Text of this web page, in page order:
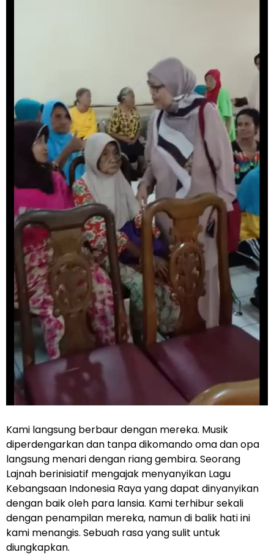
Kami langsung berbaur dengan mereka. Musik
diperdengarkan dan tanpa dikomando oma dan opa
langsung menari dengan riang gembira. Seorang
Lajnah berinisiatif mengajak menyanyikan Lagu
Kebangsaan Indonesia Raya yang dapat dinyanyikan
dengan baik oleh para lansia. Kami terhibur sekali
dengan penampilan mereka, namun di balik hati ini
kami menangis. Sebuah rasa yang sulit untuk
diungkapkan.